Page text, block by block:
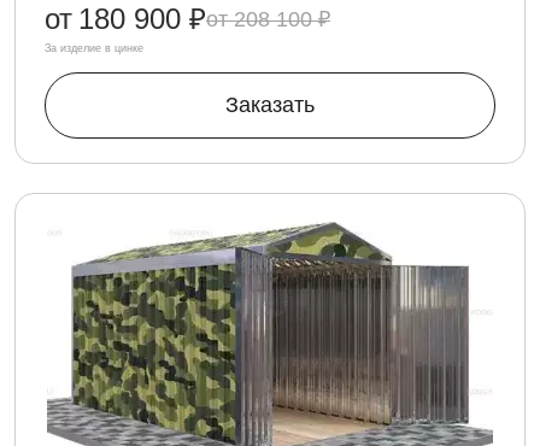
208 100 ₽
от 180 900 ₽
За изделие в цинке
Заказать